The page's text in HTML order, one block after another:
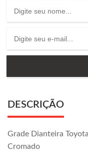
DESCRIÇÃO
Grade Dianteira
Cromado